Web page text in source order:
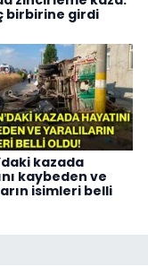
birbirine girdi
kazada
kaybeden ve
isimleri belli